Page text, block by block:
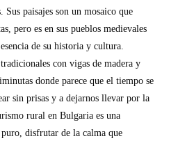
Sus paisajes son un mosaico que
pero es en sus pueblos medievales
de su historia y cultura.
con vigas de madera y
donde parece que el tiempo se
sin prisas y a dejarnos llevar por la
rural en Bulgaria es una
disfrutar de la calma que